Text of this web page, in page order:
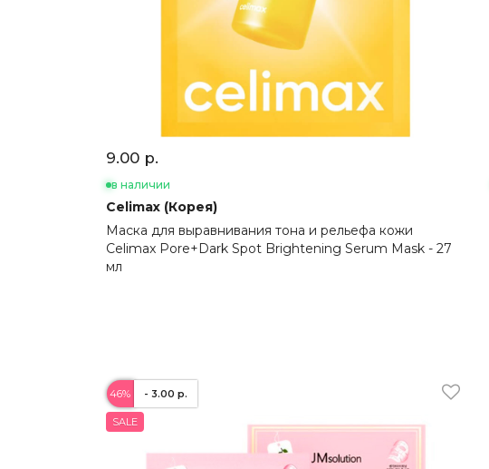
9.00 р.
в наличии
Celimax (Корея)
Маска для выравнивания тона и рельефа кожи
Celimax Pore+Dark Spot Brightening Serum Mask - 27
мл
SALE
46% - 3.00 р.